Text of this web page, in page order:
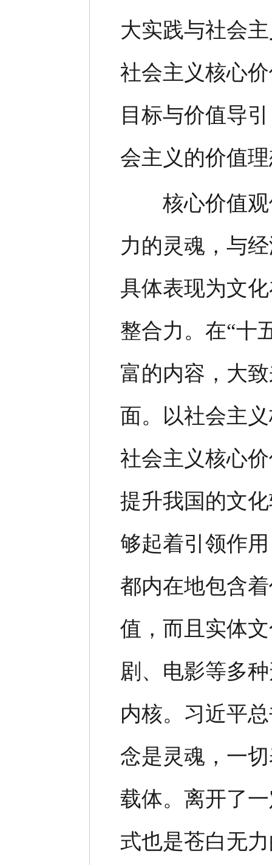
大实践与社会
社会主义核心
目标与价值导
会主义的价值
核心价值观
力的灵魂，与
具体表现为文
整合力。在“十
富的内容，大
面。以社会主
社会主义核心
提升我国的文
够起着引领作
都内在地包含
值，而且实体
剧、电影等多
内核。习近平
念是灵魂，一
载体。离开了
式也是苍白无